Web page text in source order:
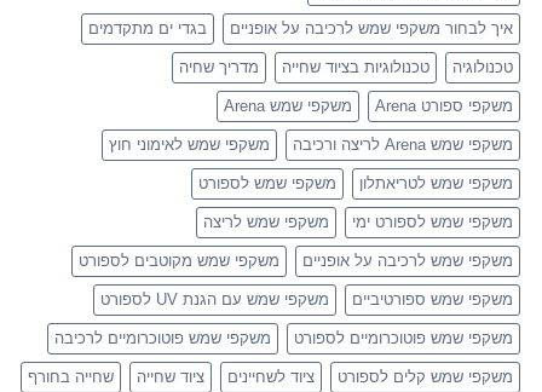
איך לבחור משקפי שמש לרכיבה על אופניים בגדי ים מתקדמים
טכנולוגיה טכנולוגיות בציוד שחייה מדריך שחיה
משקפי ספורט Arena משקפי שמש Arena
משקפי שמש Arena לריצה ורכיבה משקפי שמש לאימוני חוץ
משקפי שמש לטריאתלון משקפי שמש לספורט
משקפי שמש לספורט ימי משקפי שמש לריצה
משקפי שמש לרכיבה על אופניים משקפי שמש מקוטבים לספורט
משקפי שמש ספורטיביים משקפי שמש עם הגנת UV לספורט
משקפי שמש פוטוכרומיים לספורט משקפי שמש פוטוכרומיים לרכיבה
משקפי שמש קלים לספורט ציוד לשחיינים ציוד שחייה שחייה בחורף